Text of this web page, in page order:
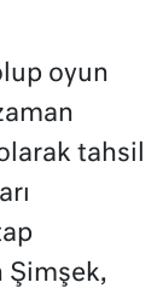
oyun
tahsil
Şimşek,